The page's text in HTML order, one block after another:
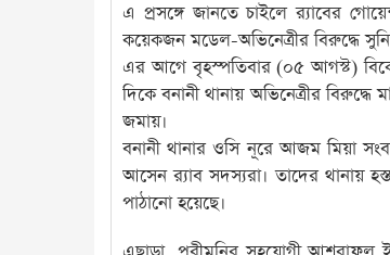
এ প্রসঙ্গে জানতে চাইলে র‌্যাবের
কয়েকজন মডেল-অভিনেত্রীর বিরুদ্ধে
এর আগে বৃহস্পতিবার (০৫ আগস্ট)
দিকে বনানী থানায় অভিনেত্রীর
জমায়।
বনানী থানার ওসি নূরে আজম মিয়া
আসেন র‍্যাব সদস্যরা। তাদের থানায়
পাঠানো হয়েছে।